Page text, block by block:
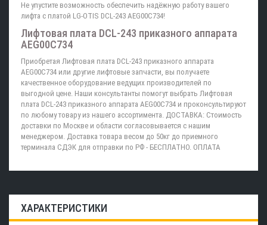
Не упустите возможность обеспечить надёжную работу вашего
лифта с платой LG-OTIS DCL-243 AEG00C734!
Лифтовая плата DCL-243 приказного аппарата
AEG00C734
Приобретая Лифтовая плата DCL-243 приказного аппарата
AEG00C734 или другие лифтовые запчасти, вы получаете
качественное оборудование ведущих производителей по
выгодной цене. Наши консультанты помогут выбрать Лифтовая
плата DCL-243 приказного аппарата AEG00C734 и проконсультируют
по любому товару из нашего ассортимента. ДОСТАВКА: Стоимость
доставки по Москве и области согласовывается с нашим
менеджером. Доставка товара весом до 50кг до приемного
терминала СДЭК для отправки по РФ - БЕСПЛАТНО. ОПЛАТА
ХАРАКТЕРИСТИКИ